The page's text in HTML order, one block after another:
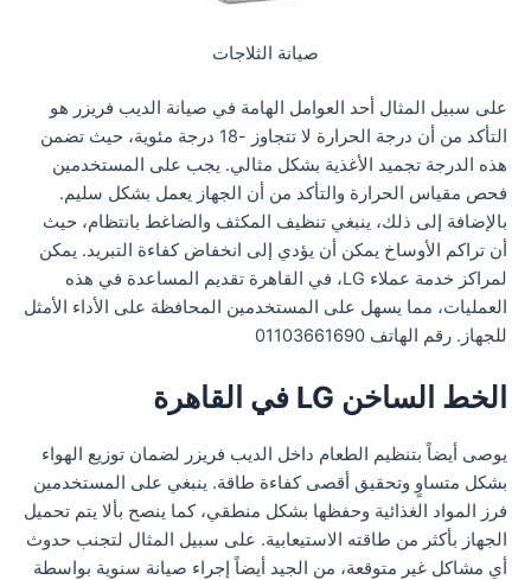
صيانة الثلاجات
على سبيل المثال أحد العوامل الهامة في صيانة الديب فريزر هو
التأكد من أن درجة الحرارة لا تتجاوز -18 درجة مئوية، حيث تضمن
هذه الدرجة تجميد الأغذية بشكل مثالي. يجب على المستخدمين
فحص مقياس الحرارة والتأكد من أن الجهاز يعمل بشكل سليم.
بالإضافة إلى ذلك، ينبغي تنظيف المكثف والضاغط بانتظام، حيث
أن تراكم الأوساخ يمكن أن يؤدي إلى انخفاض كفاءة التبريد. يمكن
لمراكز خدمة عملاء LG، في القاهرة تقديم المساعدة في هذه
العمليات، مما يسهل على المستخدمين المحافظة على الأداء الأمثل
للجهاز. رقم الهاتف 01103661690
الخط الساخن LG في القاهرة
يوصى أيضاً بتنظيم الطعام داخل الديب فريزر لضمان توزيع الهواء
بشكل متساوٍ وتحقيق أقصى كفاءة طاقة. ينبغي على المستخدمين
فرز المواد الغذائية وحفظها بشكل منطقي، كما ينصح بألا يتم تحميل
الجهاز بأكثر من طاقته الاستيعابية. على سبيل المثال لتجنب حدوث
أي مشاكل غير متوقعة، من الجيد أيضاً إجراء صيانة سنوية بواسطة